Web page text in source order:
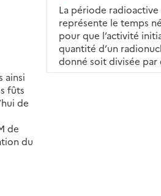
ainsi
fûts
de
de
du
La période radioactive
représente le temps
pour que l’activité
quantité d’un
donné soit divisée par